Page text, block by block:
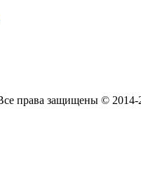
права защищены © 2014-